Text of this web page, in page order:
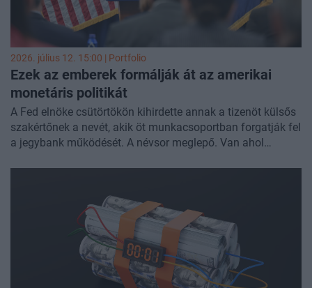
2026. július 12. 15:00 | Portfolio
Ezek az emberek formálják át az amerikai
monetáris politikát
A Fed elnöke csütörtökön kihirdette annak a tizenöt külsős
szakértőnek a nevét, akik öt munkacsoportban forgatják fel
a jegybank működését. A névsor meglepő. Van ahol